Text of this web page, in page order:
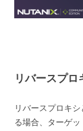
リバースプロ
リバースプロキ
る場合、ターゲ